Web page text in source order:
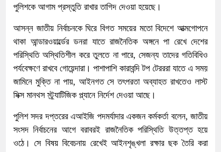
পুলিশকে আগাম প্রস্তুতি রাখার তাগিদ দেওয়া হয়েছে।
আসন্ন জাতীয় নির্বাচনকে ঘিরে বিগত সময়ের মতো বিদেশে আত্মগোপনে
থাকা আন্ডারওয়ার্ল্ডের ডনরা যাতে রাজনৈতিক অঙ্গনে পা রেখে দেশের
পরিস্থিতি অস্থিতিশীল করে তুলতে না পারে, সেজন্য তাদের গতিবিধিও
পর্যবেক্ষণে রাখবে গোয়েন্দারা। পাশাপাশি কারাবন্দি টপ টেরররা যাতে এ সময়
জামিনে মুক্তি না পায়, আইনগত সে তৎপরতা অব্যাহত রাখতেও লাস্ট
সিক্স মানথস স্ট্র্যাটিজিক প্ল্যানে নির্দেশ দেওয়া আছে।
পুলিশ সদর দপ্তরের এআইজি পদমর্যাদার একজন কর্মকর্তা বলেন, জাতীয়
সংসদ নির্বাচনের আগে বরাবরই রাজনৈতিক পরিস্থিতি উত্তপ্ত হয়ে
ওঠে। সে বিষয় বিবেচনায় রেখেই আইনশৃঙ্খলা রক্ষার ছক তৈরি করা